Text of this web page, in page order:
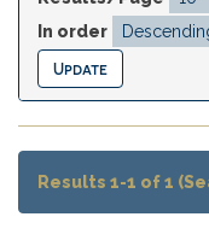
In order
Results 1-1 of 1